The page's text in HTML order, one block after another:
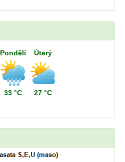
Pondělí
33 °C
Úterý
27 °C